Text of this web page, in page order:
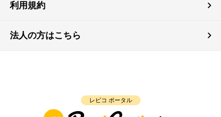
利用規約
法人の方はこちら
レビコ ポータル